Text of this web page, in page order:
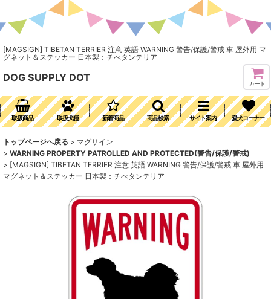
[MAGSIGN] TIBETAN TERRIER 注意 英語 WARNING 警告/保護/警戒 車 屋外用 マ
グネット＆ステッカー 日本製：チべタンテリア
DOG SUPPLY DOT
カート
取扱商品 取扱犬種 新着商品 商品検索 サイト案内 愛犬コーナー
トップページへ戻る > マグサイン
> WARNING PROPERTY PATROLLED AND PROTECTED(警告/保護/警戒)
> [MAGSIGN] TIBETAN TERRIER 注意 英語 WARNING 警告/保護/警戒 車 屋外用
マグネット＆ステッカー 日本製：チべタンテリア